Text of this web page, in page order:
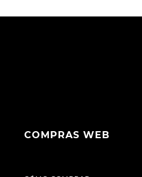
COMPRAS WEB